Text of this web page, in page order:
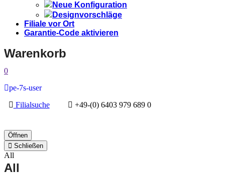
Neue Konfiguration
Designvorschläge
Filiale vor Ort
Garantie-Code aktivieren
Warenkorb
0
pe-7s-user
Filialsuche
+49-(0) 6403 979 689 0
Öffnen
Schließen
All
All